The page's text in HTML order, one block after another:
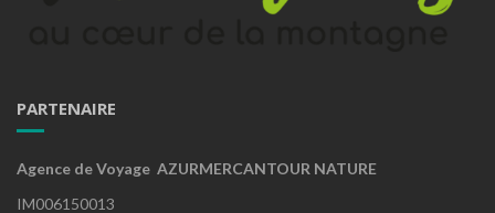
PARTENAIRE
Agence de Voyage AZURMERCANTOUR NATURE
IM006150013